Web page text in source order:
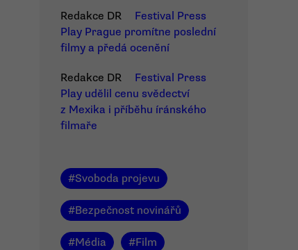
Redakce DR
Festival Press
Play Prague promítne poslední
filmy a předá ocenění
Redakce DR
Festival Press
Play udělil cenu svědectví
z Mexika i příběhu íránského
filmaře
#Svoboda projevu
#Bezpečnost novinářů
#Média #Film